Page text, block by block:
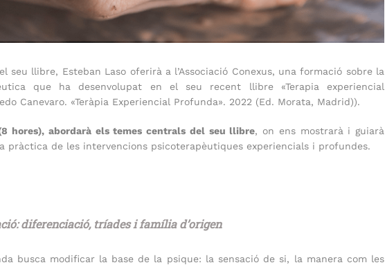
seu llibre, Esteban Laso oferirà a l’Associació Conexus, una formació sobre la
que ha desenvolupat en el seu recent llibre «Terapia experiencial
Canevaro. «Teràpia Experiencial Profunda». 2022 (Ed. Morata, Madrid)).
hores), abordarà els temes centrals del seu llibre, on ens mostrarà i guiarà
pràctica de les intervencions psicoterapèutiques experiencials i profundes.
diferenciació, tríades i família d’origen
busca modificar la base de la psique: la sensació de si, la manera com les